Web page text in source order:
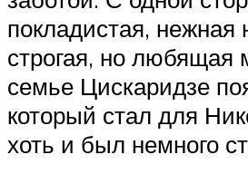
покладистая, нежная
строгая, но любящая
семье Цискаридзе
который стал для
хоть и был немного